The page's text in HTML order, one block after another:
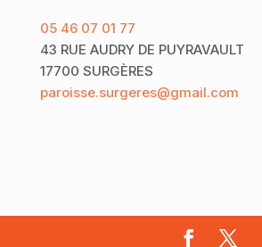
05 46 07 01 77
43 RUE AUDRY DE PUYRAVAULT
17700 SURGÈRES
paroisse.surgeres@gmail.com